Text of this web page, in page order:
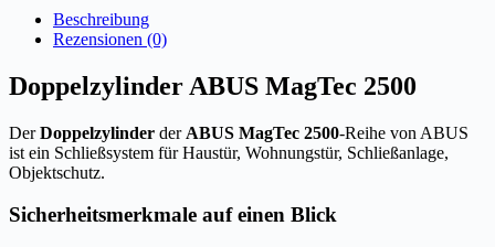
Beschreibung
Rezensionen (0)
Doppelzylinder ABUS MagTec 2500
DerDoppelzylinder der ABUS MagTec 2500-Reihe von ABUS
ist ein Schließsystem für Haustür, Wohnungstür, Schließanlage,
Objektschutz.
Sicherheitsmerkmale auf einen Blick